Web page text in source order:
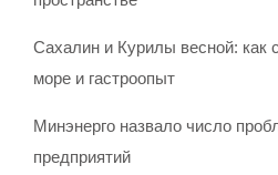
Сахалин и Курилы весной: как
море и гастроопыт
Минэнерго назвало число
предприятий